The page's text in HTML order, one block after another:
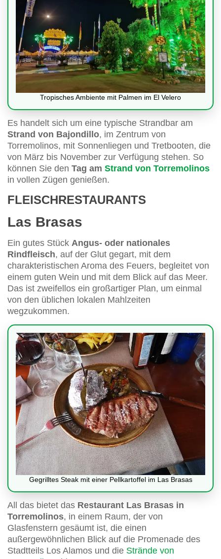
Tropisches Ambiente mit Palmen im El Velero
Es handelt sich um eine typische Strandbar am
Strand von Bajondillo, im Zentrum von
Torremolinos, mit Sonnenliegen und Tretbooten, die
von März bis November zur Verfügung stehen. So
können Sie den Tag am Strand von Torremolinos
in vollen Zügen genießen.
FLEISCHRESTAURANTS
Las Brasas
Ein gutes Stück Angus- oder nationales
Rindfleisch, auf der Glut gegart, mit dem
charakteristischen Aroma des Feuers, begleitet von
einem guten Wein und mit dem Blick auf das Meer.
Das ist zweifellos ein großartiger Plan, um einmal
von den üblichen lokalen Mahlzeiten
wegzukommen.
Gegrilltes Steak mit einer Pellkartoffel im Las Brasas
All das bietet das Restaurant Las Brasas in
Torremolinos, in einem Raum, der von
Glasfenstern gesäumt ist, die einen
außergewöhnlichen Blick auf die Promenade des
Stadtteils Los Alamos und die Strände von